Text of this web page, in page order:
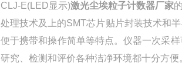
CLJ-E(LED显示)激光尘埃粒子计数器厂家
处理技术及上的SMT芯片贴片封装技术和
便于携带和操作简单等特点。仪器一次采
研究、检测和评价各种洁净环境都十分方